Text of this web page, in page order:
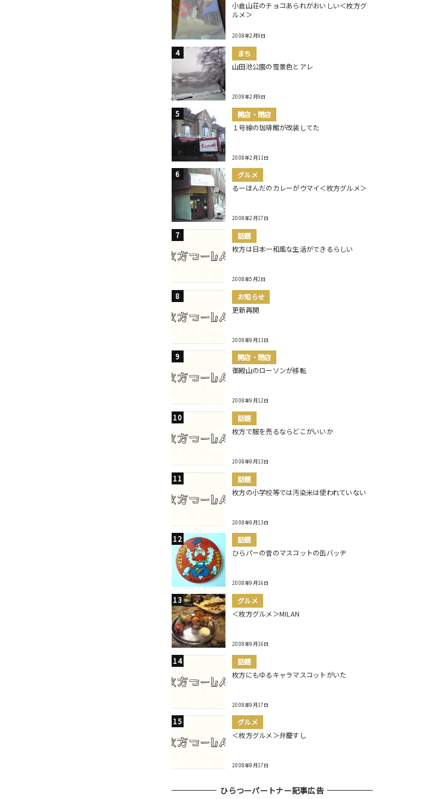
小倉山荘のチョコあられがおいしい＜枚方グ
ルメ＞
2008年2月9日
まち
山田池公園の雪景色とアレ
2008年2月9日
開店・閉店
１号線の珈琲館が改装してた
2008年2月11日
グルメ
るーほんだのカレーがウマイ＜枚方グルメ＞
2008年2月17日
話題
枚方は日本一和風な生活ができるらしい
2008年5月2日
お知らせ
更新再開
2008年9月11日
開店・閉店
御殿山のローソンが移転
2008年9月12日
話題
枚方で服を売るならどこがいいか
2008年9月13日
話題
枚方の小学校等では汚染米は使われていない
2008年9月13日
話題
ひらパーの昔のマスコットの缶バッヂ
2008年9月16日
グルメ
＜枚方グルメ＞MILAN
2008年9月16日
話題
枚方にもゆるキャラマスコットがいた
2008年9月17日
グルメ
＜枚方グルメ＞弁慶すし
2008年9月17日
ひらつーパートナー記事広告